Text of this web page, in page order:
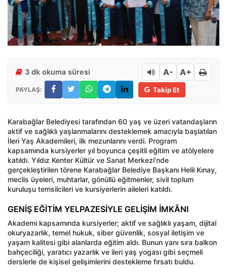
3 dk okuma süresi A- A+
PAYLAŞ: Takip Et
Karabağlar Belediyesi tarafından 60 yaş ve üzeri vatandaşların
aktif ve sağlıklı yaşlanmalarını desteklemek amacıyla başlatılan
İleri Yaş Akademileri, ilk mezunlarını verdi. Program
kapsamında kursiyerler yıl boyunca çeşitli eğitim ve atölyelere
katıldı. Yıldız Kenter Kültür ve Sanat Merkezi’nde
gerçekleştirilen törene Karabağlar Belediye Başkanı Helil Kınay,
meclis üyeleri, muhtarlar, gönüllü eğitmenler, sivil toplum
kuruluşu temsilcileri ve kursiyerlerin aileleri katıldı.
GENİŞ EĞİTİM YELPAZESİYLE GELİŞİM İMKÂNI
Akademi kapsamında kursiyerler; aktif ve sağlıklı yaşam, dijital
okuryazarlık, temel hukuk, siber güvenlik, sosyal iletişim ve
yaşam kalitesi gibi alanlarda eğitim aldı. Bunun yanı sıra balkon
bahçeciliği, yaratıcı yazarlık ve ileri yaş yogası gibi seçmeli
derslerle de kişisel gelişimlerini destekleme fırsatı buldu.